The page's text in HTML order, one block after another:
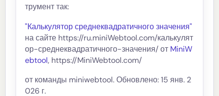
трумент так:
"Калькулятор среднеквадратичного значения"
на сайте https://ru.miniWebtool.com/калькулят
ор-среднеквадратичного-значения/ от MiniW
ebtool, https://MiniWebtool.com/
от команды miniwebtool. Обновлено: 15 янв. 2
026 г.